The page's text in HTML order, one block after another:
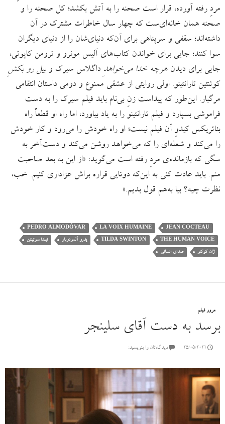
مردِ رفته آورده، قرار است صحنه را به آتش بکشد؛ کل صحنه را و
صحنه همان خانه‌ای‌ست که چهار سال خاطرات مشترک در آن
داشته‌اند؛ سقفی و سرپناهی برای آن‌که دنیای‌شان را از دنیای دیگران
سوا کنند؛ جایی برای خواندن کتاب‌های آلیس مونرو و ترومن کاپوتی،
جایی برای دیدنهرچه خدا می‌خواهدِ داگلاس سیرک وبیل رو بکشِ
کوئنتین تارانتینو. اولی روایتی از عشقی ممنوع و دومی داستان انتقامی
مرگبار. این‌طور که پیداست زنِ بی‌نام باید فیلم سیرک را به دست
فراموشی بسپارد و فیلم تارانتینو را به یاد بیاورد، اما راه او قطعاً راه
بئاتریکس کیدوِ آن فیلم نیست؛ او راه خودش را می‌رود و کار خودش
را می‌کند و شعله‌ای را که می‌خواهد روشن می‌کند و دست‌آخر به
سگی که بازمانده‌ی مردِ رفته است می‌گوید: «از این به بعد صاحبت
منم. باید عادت کنی به این‌که دوتایی قراره براش عزاداری کنیم. خب،
نظرت چیه؟ بیا به‌هم قول بدیم.»
JEAN COCTEAU
LA VOIX HUMAINE
PEDRO ALMODÓVAR
THE HUMAN VOICE
TILDA SWINTON پدرو آلمودوبار تیلدا سوئینتن
ژان کوکتو صدای انسانی
مرور فیلم
برسد به دست آقای سلینجر
25/05/2021 دیدگاه‌تان را بنویسید: